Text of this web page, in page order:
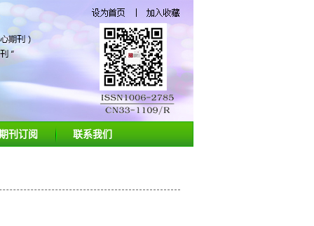
刊订阅 联系我们